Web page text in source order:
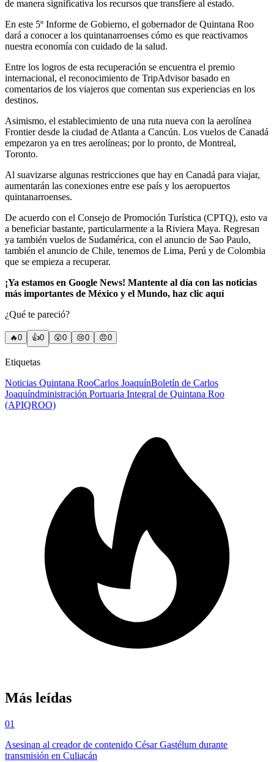
de manera significativa los recursos que transfiere al estado.
En este 5º Informe de Gobierno, el gobernador de Quintana Roo
dará a conocer a los quintanarroenses cómo es que reactivamos
nuestra economía con cuidado de la salud.
Entre los logros de esta recuperación se encuentra el premio
internacional, el reconocimiento de TripAdvisor basado en
comentarios de los viajeros que comentan sus experiencias en los
destinos.
Asimismo, el establecimiento de una ruta nueva con la aerolínea
Frontier desde la ciudad de Atlanta a Cancún. Los vuelos de Canadá
empezaron ya en tres aerolíneas; por lo pronto, de Montreal,
Toronto.
Al suavizarse algunas restricciones que hay en Canadá para viajar,
aumentarán las conexiones entre ese país y los aeropuertos
quintanarroenses.
De acuerdo con el Consejo de Promoción Turística (CPTQ), esto va
a beneficiar bastante, particularmente a la Riviera Maya. Regresan
ya también vuelos de Sudamérica, con el anuncio de Sao Paulo,
también el anuncio de Chile, tenemos de Lima, Perú y de Colombia
que se empieza a recuperar.
¡Ya estamos en Google News! Mantente al día con las noticias
más importantes de México y el Mundo, haz clic aquí
¿Qué te pareció?
🔥0 👍0 😲0 😢0 😠0
Etiquetas
Noticias Quintana RooCarlos JoaquínBoletín de Carlos
Joaquíndministración Portuaria Integral de Quintana Roo
(APIQROO)
Más leídas
01
Asesinan al creador de contenido César Gastélum durante
transmisión en Culiacán